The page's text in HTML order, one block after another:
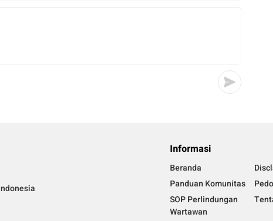
Informasi
Beranda
Panduan Komunitas
SOP Perlindungan
Wartawan